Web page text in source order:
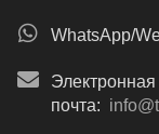
WhatsApp/
Электронная
почта: